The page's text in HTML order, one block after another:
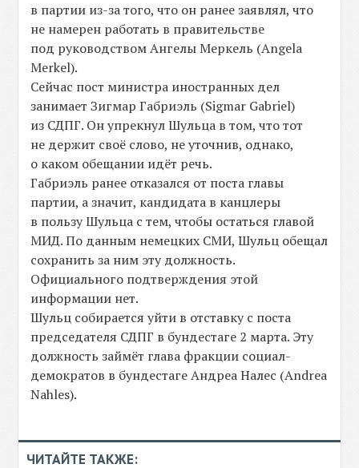
в партии из-за того, что он ранее заявлял, что
не намерен работать в правительстве
под руководством Ангелы Меркель (Angela
Merkel).
Сейчас пост министра иностранных дел
занимает Зигмар Габриэль (Sigmar Gabriel)
из СДПГ. Он упрекнул Шульца в том, что тот
не держит своё слово, не уточнив, однако,
о каком обещании идёт речь.
Габриэль ранее отказался от поста главы
партии, а значит, кандидата в канцлеры
в пользу Шульца с тем, чтобы остаться главой
МИД. По данным немецких СМИ, Шульц обещал
сохранить за ним эту должность.
Официального подтверждения этой
информации нет.
Шульц собирается уйти в отставку с поста
председателя СДПГ в бундестаге 2 марта. Эту
должность займёт глава фракции социал-
демократов в бундестаге Андреа Налес (Andrea
Nahles).
ЧИТАЙТЕ ТАКЖЕ: